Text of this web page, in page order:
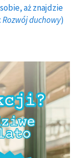
aż znajdzie
Rozwój duchowy)